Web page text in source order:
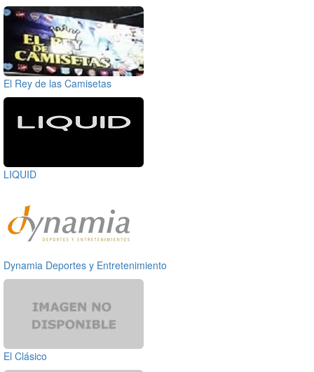
El Rey de las Camisetas
LIQUID
Dynamia Deportes y Entretenimiento
El Clásico